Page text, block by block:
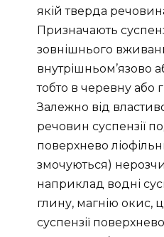
якій тверда
Призначають
зовнішнього
внутрішньом’язово
тобто в черевну
Залежно від
речовин суспензії
поверхнево
змочуються)
наприклад водні
глину, магнію окис,
суспензії